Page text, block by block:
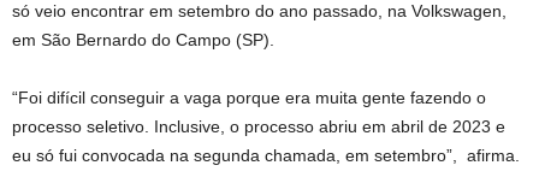
só veio encontrar em setembro do ano passado, na Volkswagen,
em São Bernardo do Campo (SP).
“Foi difícil conseguir a vaga porque era muita gente fazendo o
processo seletivo. Inclusive, o processo abriu em abril de 2023 e
eu só fui convocada na segunda chamada, em setembro”, afirma.